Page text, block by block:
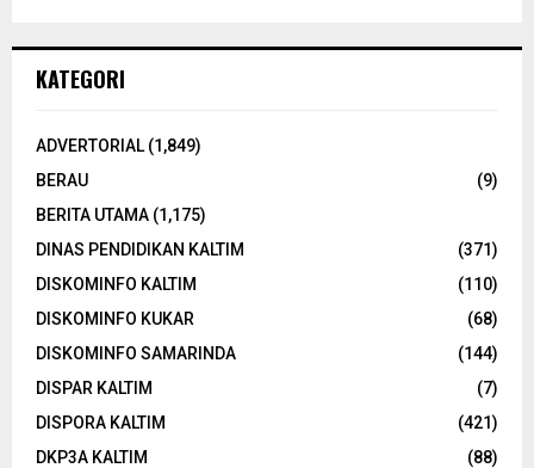
KATEGORI
ADVERTORIAL (1,849)
BERAU
(9)
BERITA UTAMA (1,175)
DINAS PENDIDIKAN KALTIM
(371)
DISKOMINFO KALTIM
(110)
DISKOMINFO KUKAR
(68)
DISKOMINFO SAMARINDA
(144)
DISPAR KALTIM
(7)
DISPORA KALTIM
(421)
DKP3A KALTIM
(88)